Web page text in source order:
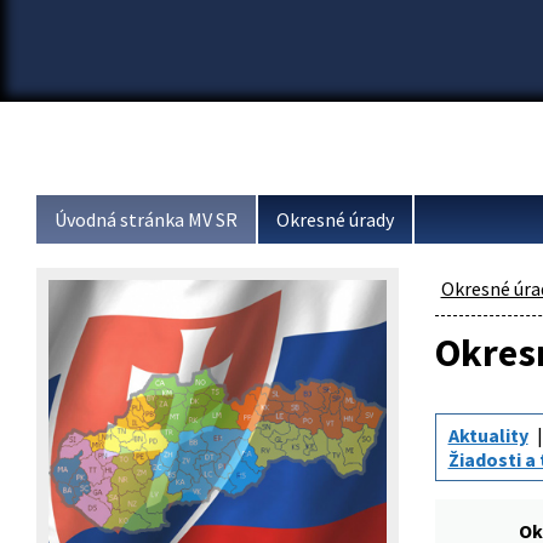
Úvodná stránka MV SR Okresné úrady
Okresné
Aktuality
Žiadosti a